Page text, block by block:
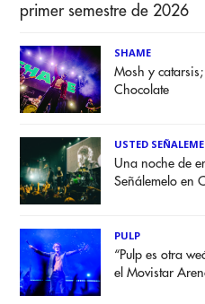
primer semestre de 2026
SHAME
Mosh y
Chocolate
USTED
Una noche de
Señálemelo en
PULP
“Pulp es otra
el Movistar